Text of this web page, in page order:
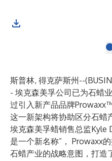
斯普林, 得克萨斯州--(
- 埃克森美孚公司已为石蜡
过引入新产品品牌
这一新架构将协助区分石蜡
埃克森美孚蜡销售总监Kyle
是一个新名称”， Prowaxx
石蜡产业的战略意图，打造